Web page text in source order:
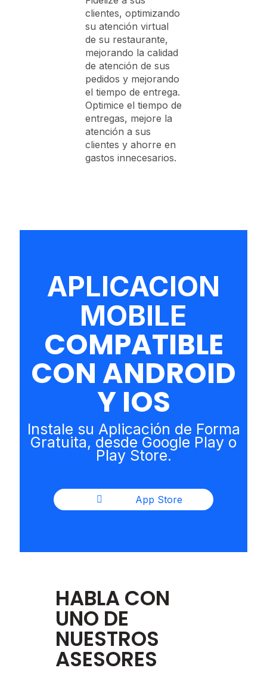
clientes, optimizando
su atención virtual
de su restaurante,
mejorando la calidad
de atención de sus
pedidos y mejorando
el tiempo de entrega.
Optimice el tiempo de
entregas, mejore la
atención a sus
clientes y ahorre en
gastos innecesarios.
APLICACION
MOBILE
COMPATIBLE
CON ANDROID
Y IOS
Instale su Aplicación de Forma
Gratuita, desde Google Play o
Play Store.
App Store
HABLA CON
UNO DE
NUESTROS
ASESORES